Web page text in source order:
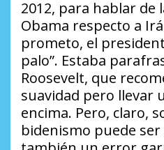
2012, para hablar de
Obama respecto a
prometo, el
palo”. Estaba
Roosevelt, que
suavidad pero llevar
encima. Pero, claro,
bidenismo puede